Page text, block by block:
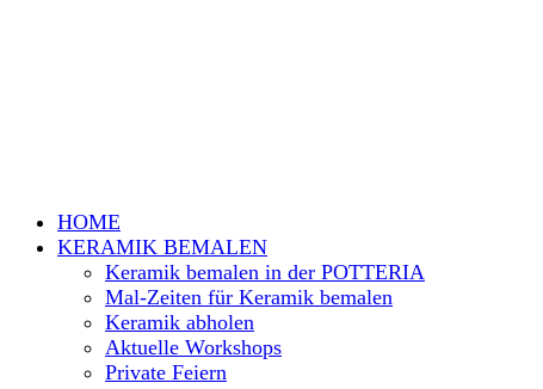
HOME
KERAMIK BEMALEN
Keramik bemalen in der POTTERIA
Mal-Zeiten für Keramik bemalen
Keramik abholen
Aktuelle Workshops
Private Feiern